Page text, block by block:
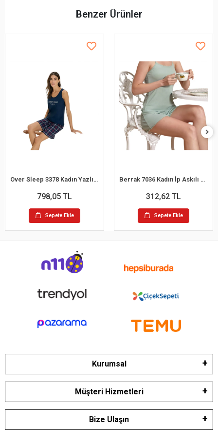
Benzer Ürünler
Over Sleep 3378 Kadın Yazlık Süprem Şort Pijama Takım (M-L-XL-XXL)
798,05 TL
Sepete Ekle
Berrak 7036 Kadın İp Askılı Şortlu Pijama Takım
312,62 TL
Sepete Ekle
Kurumsal
Müşteri Hizmetleri
Bize Ulaşın